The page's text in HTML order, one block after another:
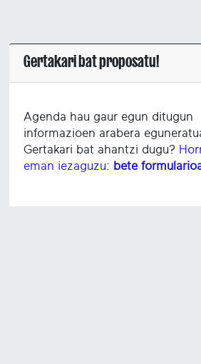
Gertakari bat proposatu!
Agenda hau gaur egun ditugun
informazioen arabera
Gertakari bat ahantzi dugu?
eman iezaguzu: bete